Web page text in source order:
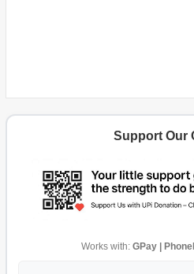
Support Our
Works with: GPay |